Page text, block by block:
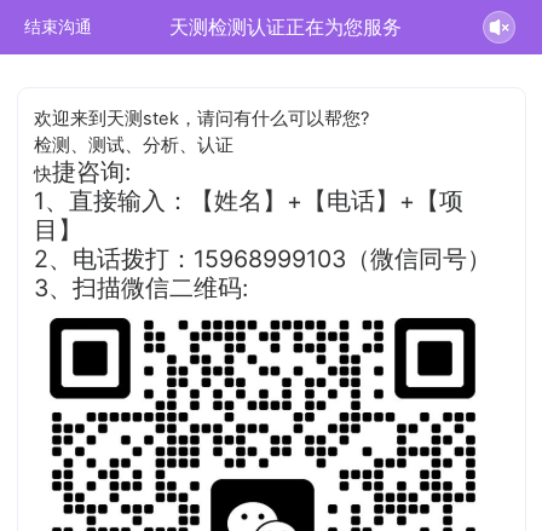
结束沟通 天测检测认证正在为您服务
欢迎来到天测stek，请问有什么可以帮您?
检测、测试、分析、认证
快捷咨询:
1、直接输入：【姓名】+【电话】+【项
目】
2、电话拨打：15968999103（微信同号）
3、扫描微信二维码: